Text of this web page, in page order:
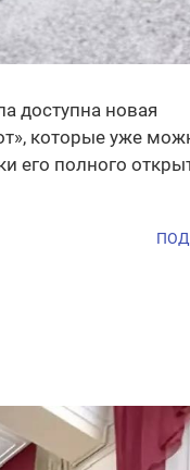
доступна новая
которые уже
его полного